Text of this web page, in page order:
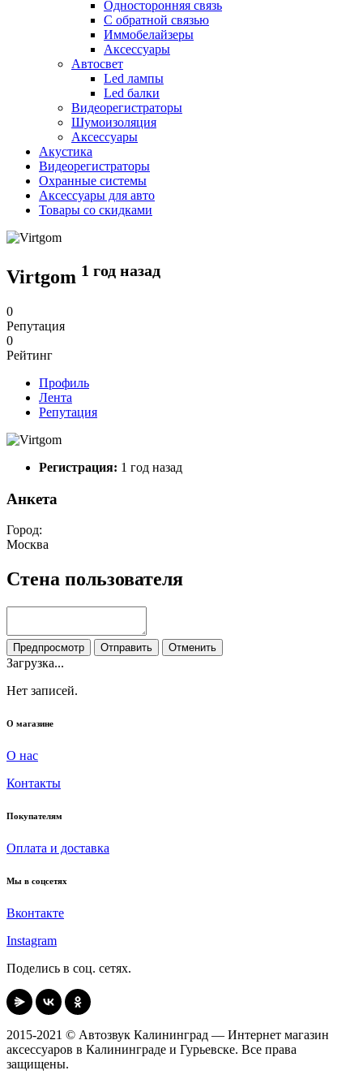
Односторонняя связь
С обратной связью
Иммобелайзеры
Аксессуары
Автосвет
Led лампы
Led балки
Видеорегистраторы
Шумоизоляция
Аксессуары
Акустика
Видеорегистраторы
Охранные системы
Аксессуары для авто
Товары со скидками
Virtgom 1 год назад
0
Репутация
0
Рейтинг
Профиль
Лента
Репутация
Регистрация: 1 год назад
Анкета
Город:
Москва
Стена пользователя
Предпросмотр Отправить Отменить
Загрузка...
Нет записей.
О магазине
О нас
Контакты
Покупателям
Оплата и доставка
Мы в соцсетях
Вконтакте
Instagram
Поделись в соц. сетях.
2015-2021 © Автозвук Калининград — Интернет магазин
аксессуаров в Калининграде и Гурьевске. Все права
защищены.